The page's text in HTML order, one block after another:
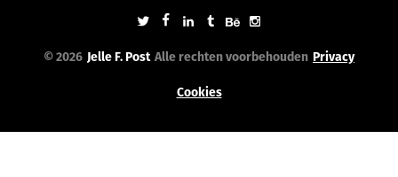
© 2026 Jelle F. Post Alle rechten voorbehouden Privacy
Cookies